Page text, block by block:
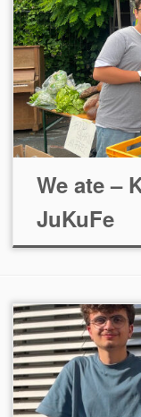
We ate –
JuKuFe